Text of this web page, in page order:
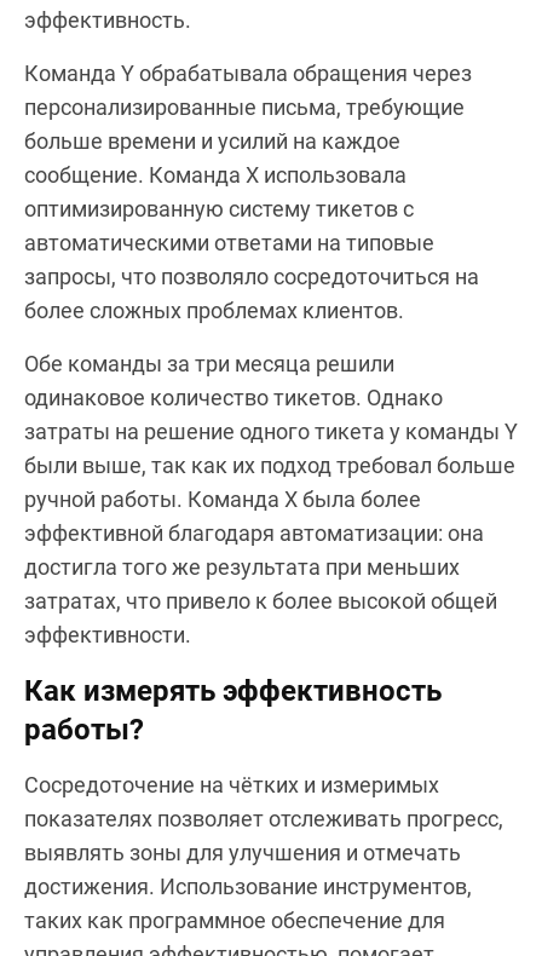
эффективность.
Команда Y обрабатывала обращения через
персонализированные письма, требующие
больше времени и усилий на каждое
сообщение. Команда X использовала
оптимизированную систему тикетов с
автоматическими ответами на типовые
запросы, что позволяло сосредоточиться на
более сложных проблемах клиентов.
Обе команды за три месяца решили
одинаковое количество тикетов. Однако
затраты на решение одного тикета у команды Y
были выше, так как их подход требовал больше
ручной работы. Команда X была более
эффективной благодаря автоматизации: она
достигла того же результата при меньших
затратах, что привело к более высокой общей
эффективности.
Как измерять эффективность
работы?
Сосредоточение на чётких и измеримых
показателях позволяет отслеживать прогресс,
выявлять зоны для улучшения и отмечать
достижения. Использование инструментов,
таких как программное обеспечение для